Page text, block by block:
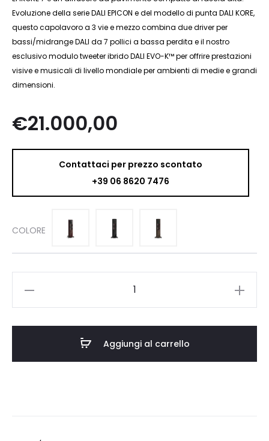
Evoluzione della serie DALI EPICON e del modello di punta DALI KORE,
questo capolavoro a 3 vie e mezzo combina due driver per
bassi/midrange DALI da 7 pollici a bassa perdita e il nostro
esclusivo modulo tweeter ibrido DALI EVO-K™ per offrire prestazioni
visive e musicali di livello mondiale per ambienti di medie e grandi
dimensioni.
€21.000,00
Contattaci per prezzo scontato
+39 06 8620 7476
COLORE
Aggiungi al carrello